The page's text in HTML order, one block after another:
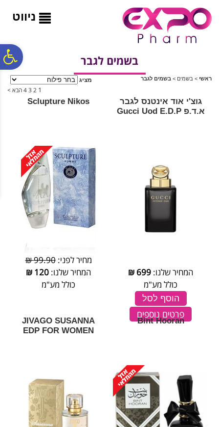
ניווט
בשמים לגבר
ראשי > בשמים > בשמים לגבר מציג
1
2
3
4הבא >
גוצ'י אוד אינטנס לגבר
א.ד.פ Gucci Uod E.D.P
המחיר שלנו: 699
₪
כולל מע"מ
הוסף לסל
פרטים נוספים
Sclupture Nikos
מחיר לפני:99.90 ₪
המחיר שלנו: 120
₪
כולל מע"מ
Bint Hooran
JIVAGO SUSANNA
EDP FOR WOMEN